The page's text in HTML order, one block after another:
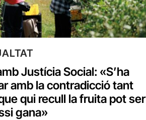
Justícia Social: «S’ha
amb la contradicció tant
qui recull la fruita pot ser
gana»